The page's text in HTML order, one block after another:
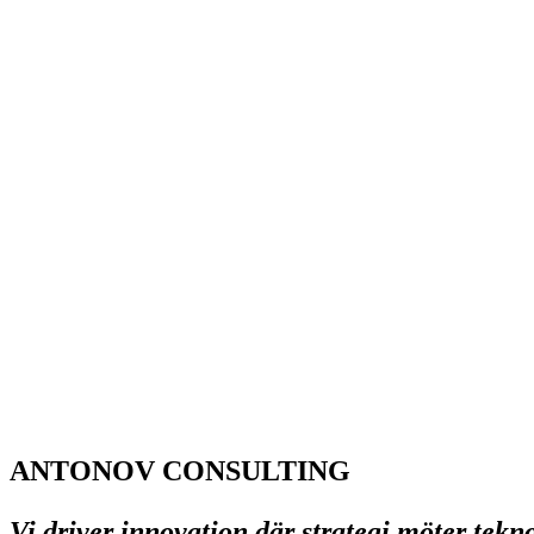
ANTONOV CONSULTING